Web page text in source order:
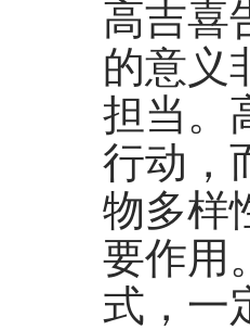
高吉喜
的意义
担当。
行动，
物多样
要作用
式，一